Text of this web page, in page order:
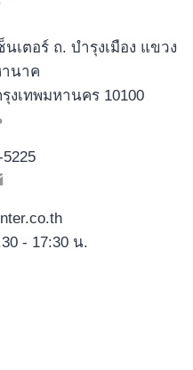
เตอร์ ถ. บำรุงเมือง แขวง
นาค
งเทพมหานคร 10100
- 17:30 น.